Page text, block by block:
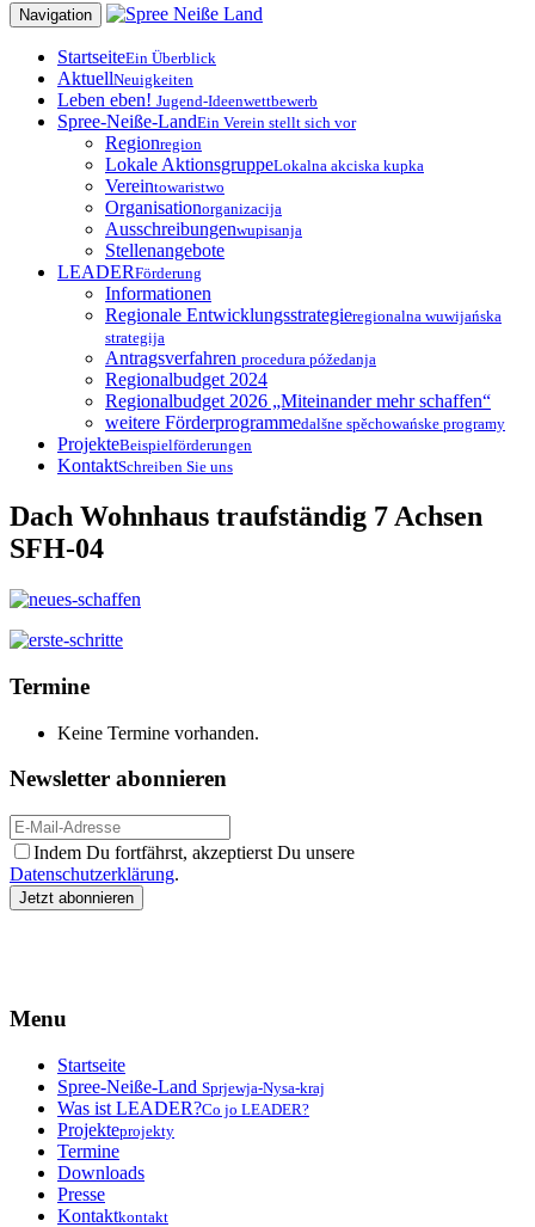
Zum
Inhalt
springen
Navigation
StartseiteEin Überblick
AktuellNeuigkeiten
Leben eben! Jugend-Ideenwettbewerb
Spree-Neiße-LandEin Verein stellt sich vor
Regionregion
Lokale AktionsgruppeLokalna akciska kupka
Vereintowaristwo
Organisationorganizacija
Ausschreibungenwupisanja
Stellenangebote
LEADERFörderung
Informationen
Regionale Entwicklungsstrategieregionalna wuwijańska
strategija
Antragsverfahren procedura póžedanja
Regionalbudget 2024
Regionalbudget 2026 „Miteinander mehr schaffen“
weitere Förderprogrammedalšne spěchowańske programy
ProjekteBeispielförderungen
KontaktSchreiben Sie uns
Dach Wohnhaus traufständig 7 Achsen
SFH-04
Termine
Keine Termine vorhanden.
Newsletter abonnieren
Indem Du fortfährst, akzeptierst Du unsere
Datenschutzerklärung.
Menu
Startseite
Spree-Neiße-Land Sprjewja-Nysa-kraj
Was ist LEADER?Co jo LEADER?
Projekteprojekty
Termine
Downloads
Presse
Kontaktkontakt